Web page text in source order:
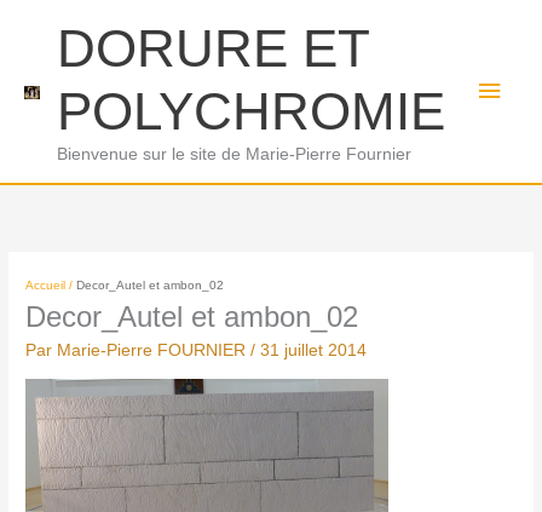
DORURE ET
POLYCHROMIE
Bienvenue sur le site de Marie-Pierre Fournier
Accueil Decor_Autel et ambon_02
Decor_Autel et ambon_02
Par Marie-Pierre FOURNIER/31 juillet 2014